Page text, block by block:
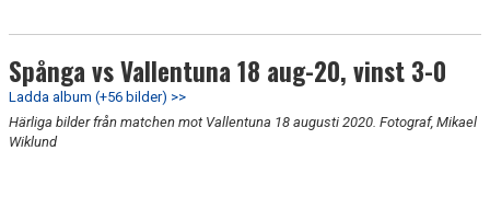
Spånga vs Vallentuna 18 aug-20, vinst 3-0
Ladda album (+56 bilder) >>
Härliga bilder från matchen mot Vallentuna 18 augusti 2020. Fotograf, Mikael
Wiklund